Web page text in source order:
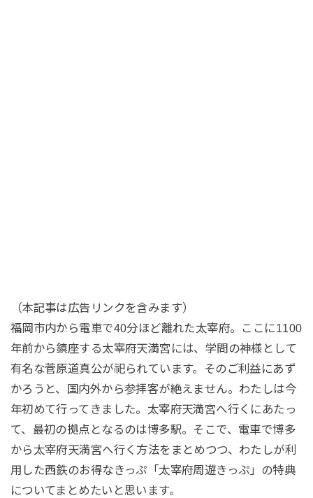
（本記事は広告リンクを含みます）
福岡市内から電車で40分ほど離れた太宰府。ここに1100
年前から鎮座する太宰府天満宮には、学問の神様として
有名な菅原道真公が祀られています。そのご利益にあず
かろうと、国内外から参拝客が絶えません。わたしは今
年初めて行ってきました。太宰府天満宮へ行くにあたっ
て、最初の拠点となるのは博多駅。そこで、電車で博多
から太宰府天満宮へ行く方法をまとめつつ、わたしが利
用した西鉄のお得なきっぷ「太宰府周遊きっぷ」の特典
についてまとめたいと思います。